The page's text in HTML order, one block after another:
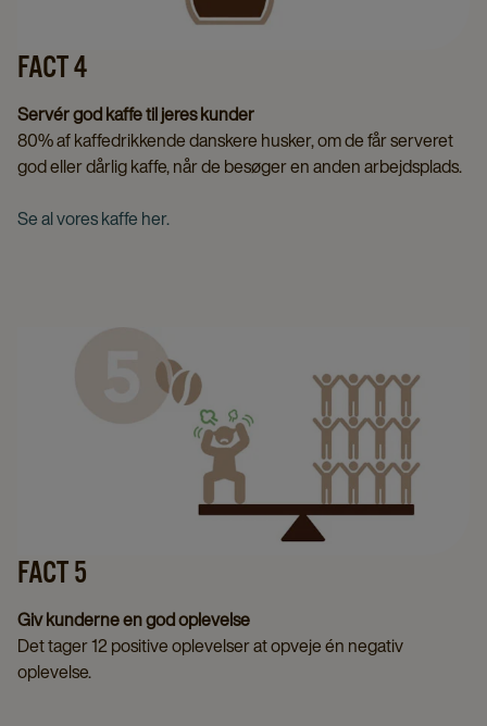
FACT 4
Servér god kaffe til jeres kunder
80% af kaffedrikkende danskere husker, om de får serveret
god eller dårlig kaffe, når de besøger en anden arbejdsplads.
Se al vores kaffe her.
FACT 5
Giv kunderne en god oplevelse
Det tager 12 positive oplevelser at opveje én negativ
oplevelse.